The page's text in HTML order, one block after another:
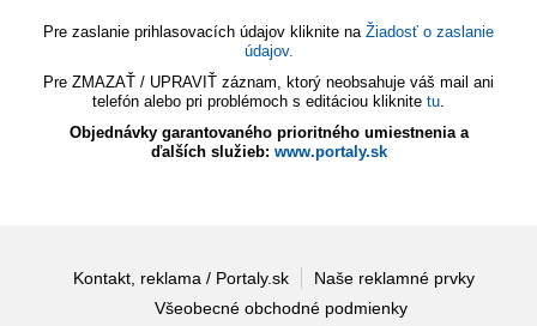
Pre zaslanie prihlasovacích údajov kliknite na Žiadosť o zaslanie
údajov.
Pre ZMAZAŤ / UPRAVIŤ záznam, ktorý neobsahuje váš mail ani
telefón alebo pri problémoch s editáciou kliknite tu.
Objednávky garantovaného prioritného umiestnenia a
ďalších služieb: www.portaly.sk
Kontakt, reklama / Portaly.sk
Naše reklamné prvky
Všeobecné obchodné podmienky